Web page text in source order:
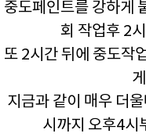
중도페인트를 강하게
회 작업후 2
또 2시간 뒤에 중도작
지금과 같이 매우 더
시까지 오후4시